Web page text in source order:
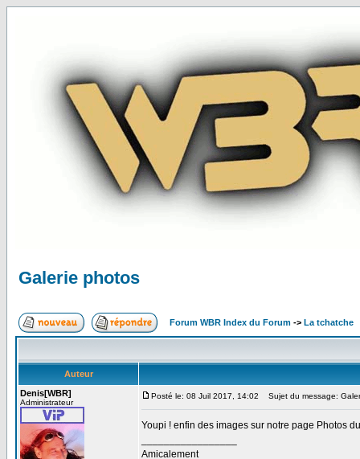
Galerie photos
Forum WBR Index du Forum -> La tchatche
Auteur
Denis[WBR]
Administrateur
Posté le: 08 Juil 2017, 14:02 Sujet du message:
Youpi ! enfin des images sur notre page Photos
Amicalement